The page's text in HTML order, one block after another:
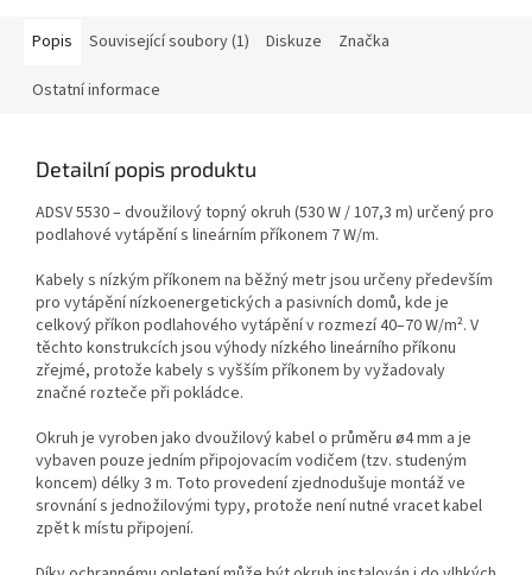
Popis Související soubory (1) Diskuze Značka
Ostatní informace
Detailní popis produktu
ADSV 5530 – dvoužilový topný okruh (530 W / 107,3 m) určený pro
podlahové vytápění s lineárním příkonem 7 W/m.
Kabely s nízkým příkonem na běžný metr jsou určeny především
pro vytápění nízkoenergetických a pasivních domů, kde je
celkový příkon podlahového vytápění v rozmezí 40–70 W/m². V
těchto konstrukcích jsou výhody nízkého lineárního příkonu
zřejmé, protože kabely s vyšším příkonem by vyžadovaly
značné rozteče při pokládce.
Okruh je vyroben jako dvoužilový kabel o průměru ø4 mm a je
vybaven pouze jedním připojovacím vodičem (tzv. studeným
koncem) délky 3 m. Toto provedení zjednodušuje montáž ve
srovnání s jednožilovými typy, protože není nutné vracet kabel
zpět k místu připojení.